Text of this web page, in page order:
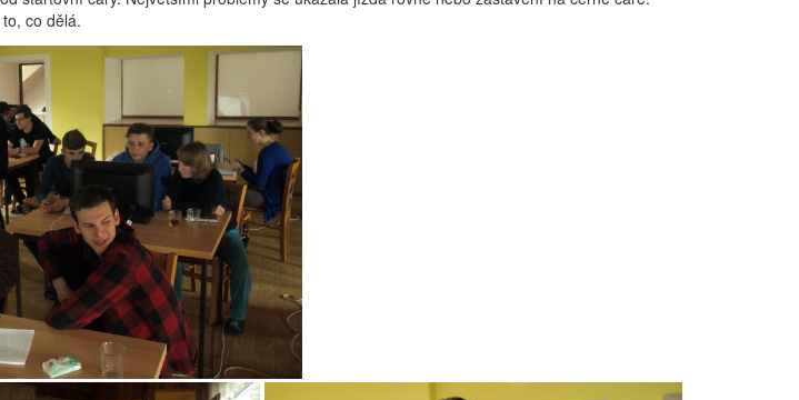
co dělá.